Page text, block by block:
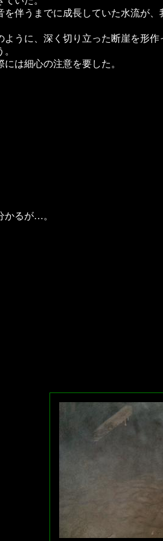
伴うまでに成長していた水流が
うに、深く切り立った断崖を形作
は細心の注意を要した。
かるが…。